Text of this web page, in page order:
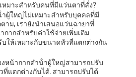
หมาะสําหรับคนที่มีแว่นตาที่สั่ง?
าผู้ใหญ่ไม่เหมาะสําหรับบุคคลที่มี
าม, เรายังนําเสนอแว่นฉายาที่
ากสําหรับค่าใช้จ่ายเพิ่มเติม.
บให้เหมาะกับขนาดหัวที่แตกต่างกัน
งหน้ากากดําน้ําผู้ใหญ่สามารถปรับ
ที่แตกต่างกันได้. สามารถปรับได้